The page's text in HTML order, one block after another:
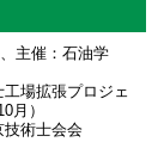
主催：石油学
場拡張プロジェ
月）
技術士会会